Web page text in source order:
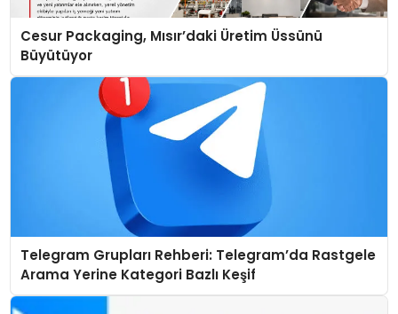
Cesur Packaging, Mısır’daki Üretim Üssünü
Büyütüyor
Telegram Grupları Rehberi: Telegram’da Rastgele
Arama Yerine Kategori Bazlı Keşif